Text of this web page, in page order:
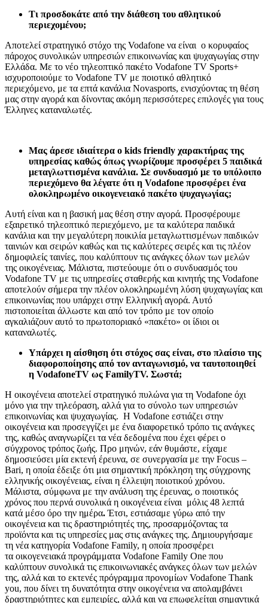
Τι προσδοκάτε από την διάθεση του αθλητικού
περιεχομένου;
Αποτελεί στρατηγικό στόχο της Vodafone να είναι ο κορυφαίος
πάροχος συνολικών υπηρεσιών επικοινωνίας και ψυχαγωγίας στην
Ελλάδα. Με το νέο τηλεοπτικό πακέτο Vodafone TV Sports+
ισχυροποιούμε το Vodafone TV με ποιοτικό αθλητικό
περιεχόμενο, με τα επτά κανάλια Novasports, ενισχύοντας τη θέση
μας στην αγορά και δίνοντας ακόμη περισσότερες επιλογές για τους
Έλληνες καταναλωτές.
Μας άρεσε ιδιαίτερα ο kids friendly χαρακτήρας της
υπηρεσίας καθώς όπως γνωρίζουμε προσφέρει 5 παιδικά
μεταγλωττισμένα κανάλια. Σε συνδυασμό με το υπόλοιπο
περιεχόμενο θα λέγατε ότι η Vodafone προσφέρει ένα
ολοκληρωμένο οικογενειακό πακέτο ψυχαγωγίας;
Αυτή είναι και η βασική μας θέση στην αγορά. Προσφέρουμε
εξαιρετικό τηλεοπτικό περιεχόμενο, με τα καλύτερα παιδικά
κανάλια και την μεγαλύτερη ποικιλία μεταγλωττισμένων παιδικών
ταινιών και σειρών καθώς και τις καλύτερες σειρές και τις πλέον
δημοφιλείς ταινίες, που καλύπτουν τις ανάγκες όλων των μελών
της οικογένειας. Μάλιστα, πιστεύουμε ότι ο συνδυασμός του
Vodafone TV με τις υπηρεσίες σταθερής και κινητής της Vodafone
αποτελούν σήμερα την πλέον ολοκληρωμένη λύση ψυχαγωγίας και
επικοινωνίας που υπάρχει στην Ελληνική αγορά. Αυτό
πιστοποιείται άλλωστε και από τον τρόπο με τον οποίο
αγκαλιάζουν αυτό το πρωτοποριακό «πακέτο» οι ίδιοι οι
καταναλωτές.
Υπάρχει η αίσθηση ότι στόχος σας είναι, στο πλαίσιο της
διαφοροποίησης από τον ανταγωνισμό, να ταυτοποιηθεί
η VodafoneTV ως FamilyTV. Σωστά;
Η οικογένεια αποτελεί στρατηγικό πυλώνα για τη Vodafone όχι
μόνο για την τηλεόραση, αλλά για το σύνολο των υπηρεσιών
επικοινωνίας και ψυχαγωγίας. Η Vodafone εστιάζει στην
οικογένεια και προσεγγίζει με ένα διαφορετικό τρόπο τις ανάγκες
της, καθώς αναγνωρίζει τα νέα δεδομένα που έχει φέρει ο
σύγχρονος τρόπος ζωής. Προ μηνών, εάν θυμάστε, είχαμε
δημοσιεύσει μία εκτενή έρευνα, σε συνεργασία με την Focus –
Bari, η οποία έδειξε ότι μια σημαντική πρόκληση της σύγχρονης
ελληνικής οικογένειας, είναι η έλλειψη ποιοτικού χρόνου.
Μάλιστα, σύμφωνα με την ανάλυση της έρευνας, ο ποιοτικός
χρόνος που περνά συνολικά η οικογένεια είναι μόλις 48 λεπτά
κατά μέσο όρο την ημέρα.Έτσι, εστιάσαμε γύρω από την
οικογένεια και τις δραστηριότητές της, προσαρμόζοντας τα
προϊόντα και τις υπηρεσίες μας στις ανάγκες της. Δημιουργήσαμε
τη νέα κατηγορία Vodafone Family, η οποία προσφέρει
τα οικογενειακά προγράμματα Vodafone Family One που
καλύπτουν συνολικά τις επικοινωνιακές ανάγκες όλων των μελών
της, αλλά και το εκτενές πρόγραμμα προνομίων Vodafone Thank
you, που δίνει τη δυνατότητα στην οικογένεια να απολαμβάνει
δραστηριότητες και εμπειρίες, αλλά και να επωφελείται σημαντικά